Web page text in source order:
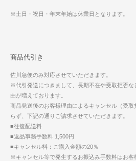
※土日・祝日・年末年始は休業日となります。
商品代引き
佐川急便のみ対応させていただきます。
※代引発送につきまして、長期不在や受取拒否な
由が増えております。
商品発送後のお客様理由によるキャンセル（受
らず、下記の通りご請求させていただきます。
■往復配送料
■返品事務手数料 1,500円
■キャンセル料：ご購入金額の20％
※キャンセル等で発生するお振込み手数料はお客